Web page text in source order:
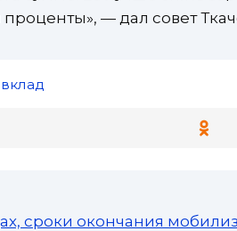
— дал совет
сроки окончания